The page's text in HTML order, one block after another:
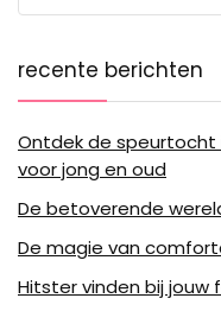
recente berichten
Ontdek de speurtocht
voor jong en oud
De betoverende
De magie van
Hitster vinden bij